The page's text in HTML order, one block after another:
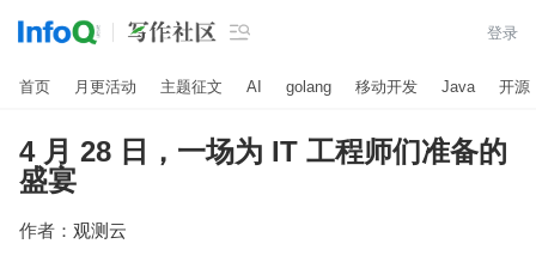
 登录
首页 月更活动 主题征文 AI golang 移动开发 Java 开源
4 月 28 日，一场为 IT 工程师们准备的
盛宴
作者： 观测云